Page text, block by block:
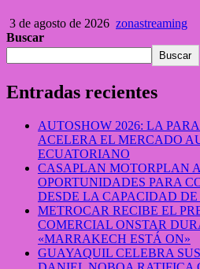
3 de agosto de 2026 zonastreaming
Buscar
Buscar
Entradas recientes
AUTOSHOW 2026: LA
ACELERA EL MERCADO
ECUATORIANO
CASAPLAN MOTORPLAN
OPORTUNIDADES PARA
DESDE LA CAPACIDAD DE
METROCAR RECIBE EL
COMERCIAL ONSTAR
«MARRAKECH ESTÁ ON»
GUAYAQUIL CELEBRA